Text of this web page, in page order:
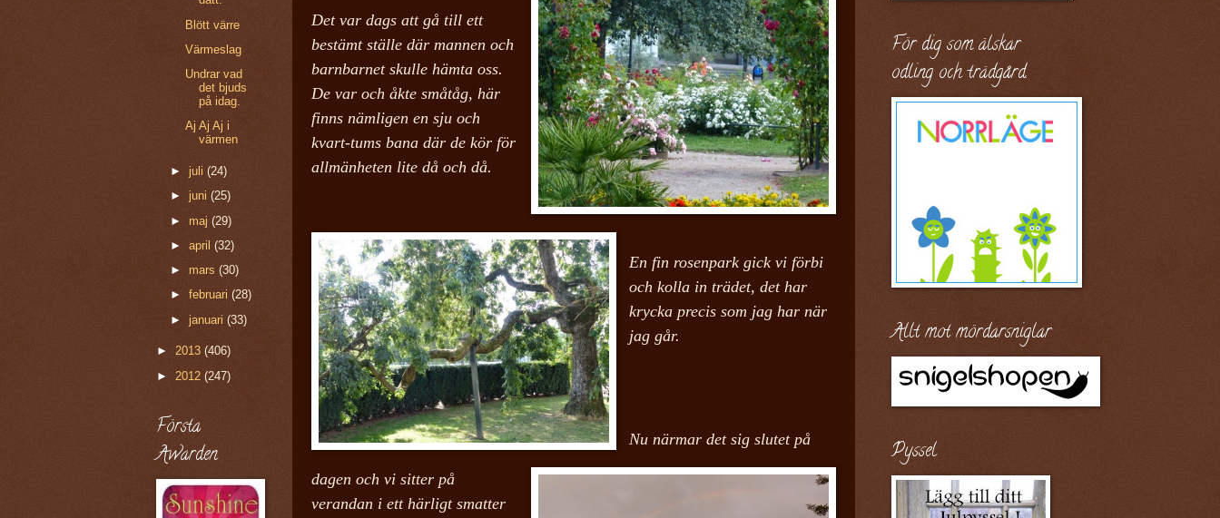
Det var dags att gå till ett
bestämt ställe där mannen och
barnbarnet skulle hämta oss.
De var och åkte småtåg, här
finns nämligen en sju och
kvart-tums bana där de kör för
allmänheten lite då och då.
En fin rosenpark gick vi förbi
och kolla in trädet, det har
krycka precis som jag har när
jag går.
Nu närmar det sig slutet på
dagen och vi sitter på
verandan i ett härligt smatter
Blött värre
Värmeslag
Undrar vad
det bjuds
på idag.
Aj Aj Aj i
värmen
► juli(24)
► juni(25)
► maj(29)
►april(32)
► mars(30)
►februari(28)
►januari(33)
► 2013 (406)
► 2012 (247)
Första
Awarden
För dig som älskar
odling och trädgård.
Allt mot mördarsniglar
Pyssel